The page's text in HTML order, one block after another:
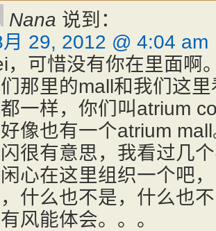
Nana 说到：
29, 2012 @ 4:04 am
，可惜没有你在里面啊
那里的mall和我们这
一样，你们叫atrium
像也有一个atrium
很有意思，我看过几
心在这里组织一个吧
什么也不是，什么也
风能体会。。。